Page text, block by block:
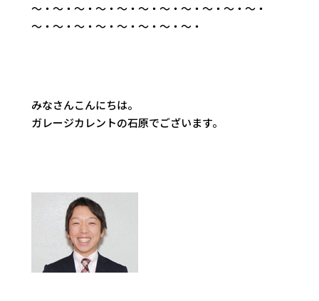
～・～・～・～・～・～・～・～・～・～・～・
～・～・～・～・～・～・～・～・
みなさんこんにちは。
ガレージカレントの石原でございます。